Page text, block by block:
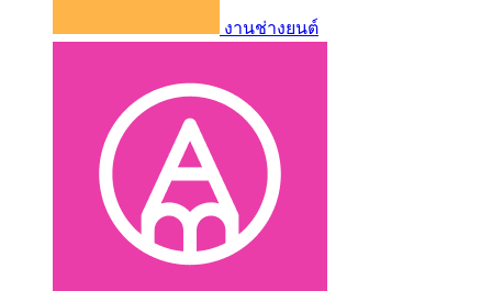
งานช่างยนต์